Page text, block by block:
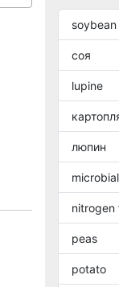
soybean
соя
lupine
люпин
nitrogen
peas
potato